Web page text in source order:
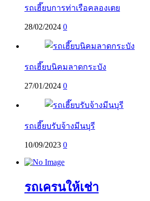
รถเฮี๊ยบการท่าเรือคลองเตย
28/02/2024 0
รถเฮี๊ยบนิคมลาดกระบัง
27/01/2024 0
รถเฮี๊ยบรับจ้างมีนบุรี
10/09/2023 0
รถเครนให้เช่า